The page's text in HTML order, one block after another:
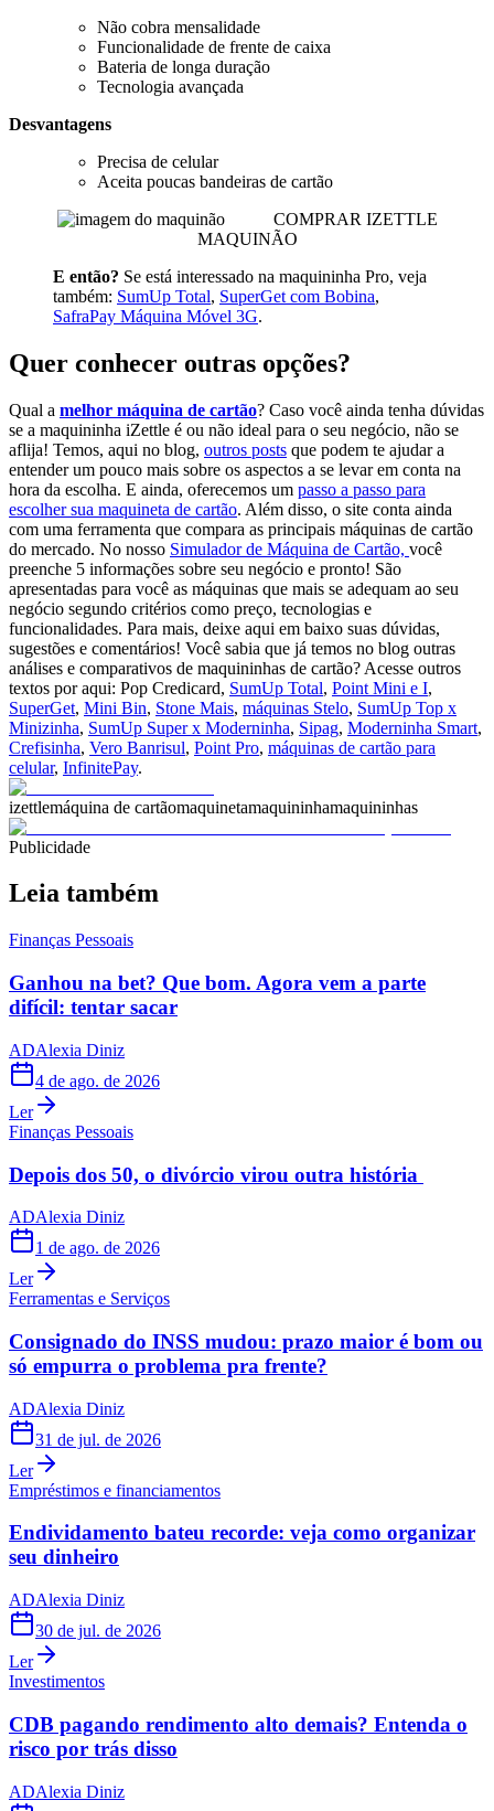
Não cobra mensalidade
Funcionalidade de frente de caixa
Bateria de longa duração
Tecnologia avançada
Desvantagens
Precisa de celular
Aceita poucas bandeiras de cartão
COMPRAR IZETTLE
MAQUINÃO
E então? Se está interessado na maquininha Pro, veja
também: SumUp Total, SuperGet com Bobina,
SafraPay Máquina Móvel 3G.
Quer conhecer outras opções?
Qual a melhor máquina de cartão? Caso você ainda tenha dúvidas
se a maquininha iZettle é ou não ideal para o seu negócio, não se
aflija! Temos, aqui no blog, outros posts que podem te ajudar a
entender um pouco mais sobre os aspectos a se levar em conta na
hora da escolha. E ainda, oferecemos um passo a passo para
escolher sua maquineta de cartão. Além disso, o site conta ainda
com uma ferramenta que compara as principais máquinas de cartão
do mercado. No nosso Simulador de Máquina de Cartão, você
preenche 5 informações sobre seu negócio e pronto! São
apresentadas para você as máquinas que mais se adequam ao seu
negócio segundo critérios como preço, tecnologias e
funcionalidades. Para mais, deixe aqui em baixo suas dúvidas,
sugestões e comentários! Você sabia que já temos no blog outras
análises e comparativos de maquininhas de cartão? Acesse outros
textos por aqui: Pop Credicard, SumUp Total, Point Mini e I,
SuperGet, Mini Bin, Stone Mais, máquinas Stelo, SumUp Top x
Minizinha, SumUp Super x Moderninha, Sipag, Moderninha Smart,
Crefisinha, Vero Banrisul, Point Pro, máquinas de cartão para
celular, InfinitePay.
izettlemáquina de cartãomaquinetamaquininhamaquininhas
Publicidade
Leia também
Finanças Pessoais
Ganhou na bet? Que bom. Agora vem a parte
difícil: tentar sacar
ADAlexia Diniz
4 de ago. de 2026
Ler
Finanças Pessoais
Depois dos 50, o divórcio virou outra história
ADAlexia Diniz
1 de ago. de 2026
Ler
Ferramentas e Serviços
Consignado do INSS mudou: prazo maior é bom ou
só empurra o problema pra frente?
ADAlexia Diniz
31 de jul. de 2026
Ler
Empréstimos e financiamentos
Endividamento bateu recorde: veja como organizar
seu dinheiro
ADAlexia Diniz
30 de jul. de 2026
Ler
Investimentos
CDB pagando rendimento alto demais? Entenda o
risco por trás disso
ADAlexia Diniz